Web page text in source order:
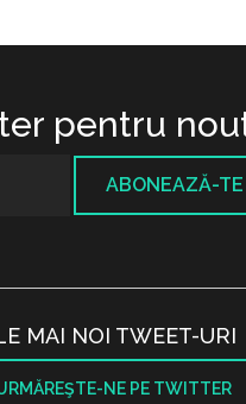
pentru
ABONEAZĂ-TE
MAI NOI TWEET-URI
NE PE TWITTER